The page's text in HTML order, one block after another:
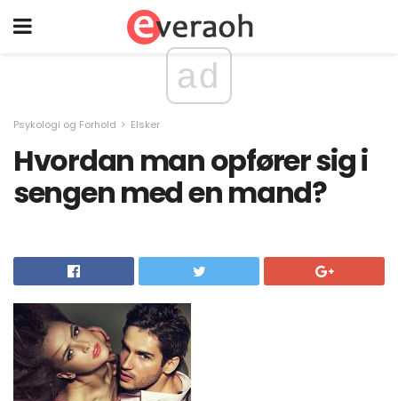
ad
Psykologi og Forhold Elsker
Hvordan man opfører sig i
sengen med en mand?